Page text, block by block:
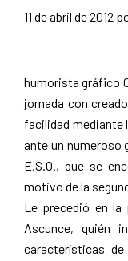
Diseño
11 de abril de 2012
humorista gráfico
jornada con
facilidad mediante
ante un numeroso
E.S.O., que se
motivo de la
Le precedió en la
Ascunce, quién
características